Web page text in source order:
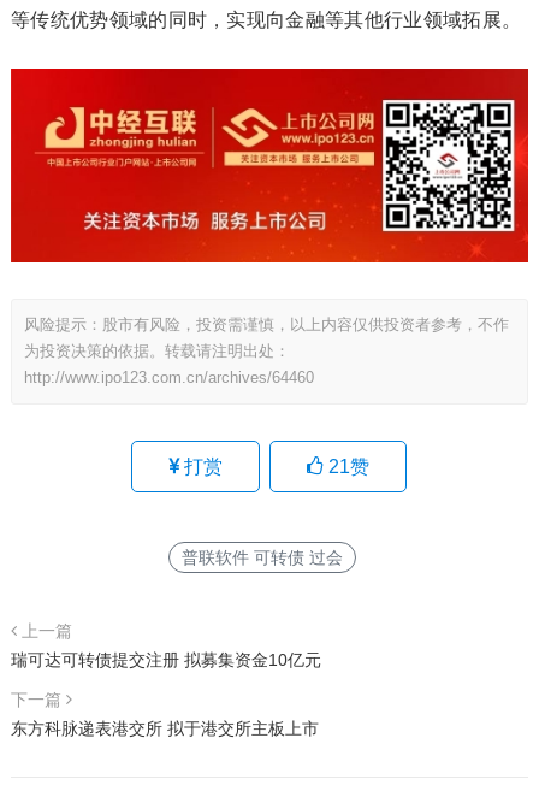
等传统优势领域的同时，实现向金融等其他行业领域拓展。
风险提示：股市有风险，投资需谨慎，以上内容仅供投资者参考，不作
为投资决策的依据。转载请注明出处：
http://www.ipo123.com.cn/archives/64460
打赏 21赞
普联软件 可转债 过会
上一篇
瑞可达可转债提交注册 拟募集资金10亿元
下一篇
东方科脉递表港交所 拟于港交所主板上市